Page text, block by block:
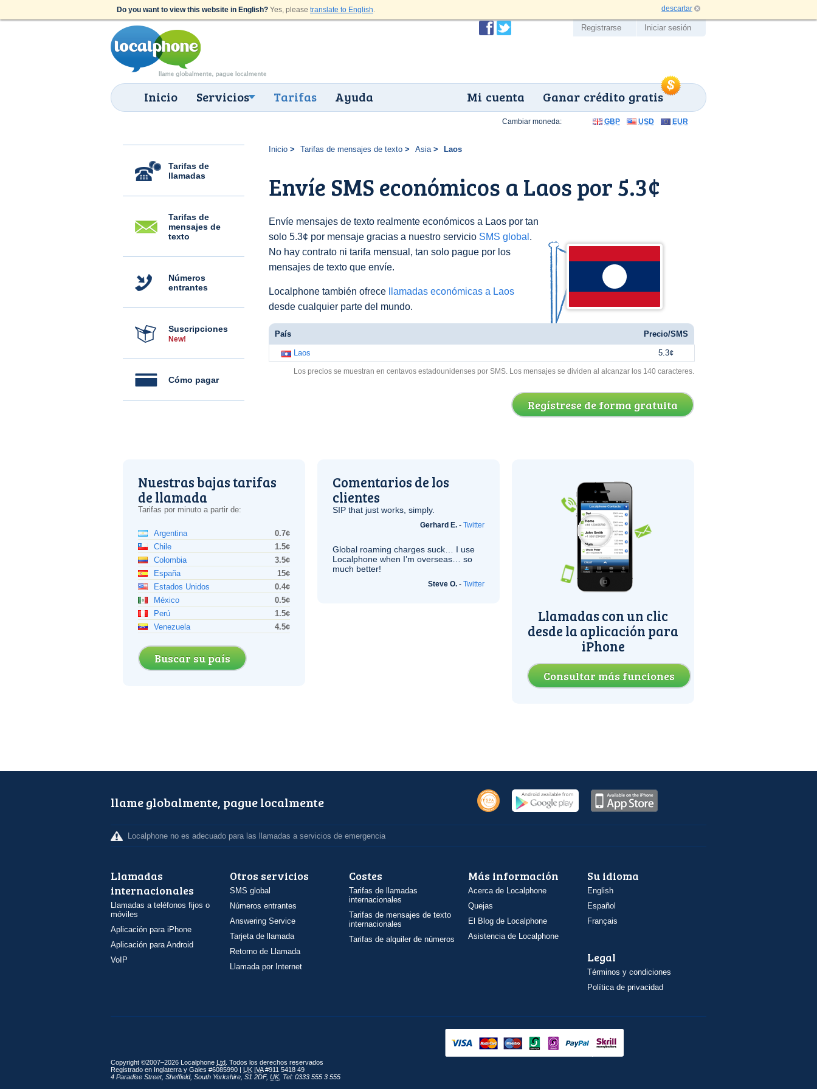
Do you want to view this website in English? Yes, please translate to English. descartar
Inicio Servicios Tarifas Ayuda Ganar crédito gratis
Mi cuenta
Registrarse Iniciar sesión
Tarifas de
llamadas
Tarifas de
mensajes de
texto
Números
entrantes
Suscripciones
New!
Cómo pagar
Inicio Tarifas de mensajes de texto Asia Laos
Envíe SMS económicos a Laos por 5.3¢
Envíe mensajes de texto realmente económicos a Laos por tan
solo 5.3¢ por mensaje gracias a nuestro servicio SMS global .
No hay contrato ni tarifa mensual, tan solo pague por los
mensajes de texto que envíe.
Localphone también ofrece
llamadas económicas a Laos
desde cualquier parte del mundo.
Cambiar moneda: GBP USD EUR
País Precio/SMS
Laos 5.3¢
Los precios se muestran en centavos estadounidenses por SMS. Los mensajes se dividen al alcanzar los 140 caracteres.
Regístrese de forma gratuita
Nuestras bajas tarifas
de llamada
Tarifas por minuto a partir de:
Argentina
0.7¢
Chile
1.5¢
Colombia
3.5¢
España
15¢
Estados Unidos
0.4¢
México
0.5¢
Perú
1.5¢
Venezuela
4.5¢
Buscar su país
Comentarios de los
clientes
SIP that just works, simply.
Gerhard E. - Twitter
Global roaming charges suck… I use
Localphone when I’m overseas… so
much better!
Steve O. - Twitter
Llamadas con un clic
desde la aplicación para
iPhone
Consultar más funciones
llame globalmente, pague localmente
Localphone no es adecuado para las llamadas a servicios de emergencia
Llamadas
internacionales
Llamadas a teléfonos fijos o
móviles
Aplicación para iPhone
Aplicación para Android
VoIP
Otros servicios
SMS global
Números entrantes
Answering Service
Tarjeta de llamada
Retorno de Llamada
Llamada por Internet
Costes
Tarifas de llamadas
internacionales
Tarifas de mensajes de texto
internacionales
Tarifas de alquiler de números
Más información
Acerca de Localphone
Quejas
El Blog de Localphone
Asistencia de Localphone
Su idioma
English
Español
Français
Legal
Términos y condiciones
Política de privacidad
Copyright ©2007–2026 Localphone Ltd . Todos los derechos reservados
Registrado en Inglaterra y Gales #6085990 | UK IVA#911 5418 49
4 Paradise Street, Sheffield, South Yorkshire S1 2DF, UK, Tel: 0333 555 3 555